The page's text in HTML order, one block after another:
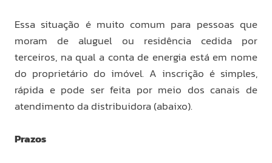
Essa situação é muito comum para pessoas que
moram de aluguel ou residência cedida por
terceiros, na qual a conta de energia está em nome
do proprietário do imóvel. A inscrição é simples,
rápida e pode ser feita por meio dos canais de
atendimento da distribuidora (abaixo).
Prazos